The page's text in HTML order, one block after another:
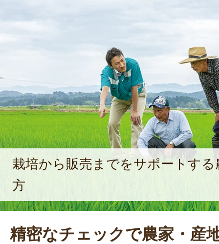
栽培から販売までをサポートす
方
精密なチェックで農家・産